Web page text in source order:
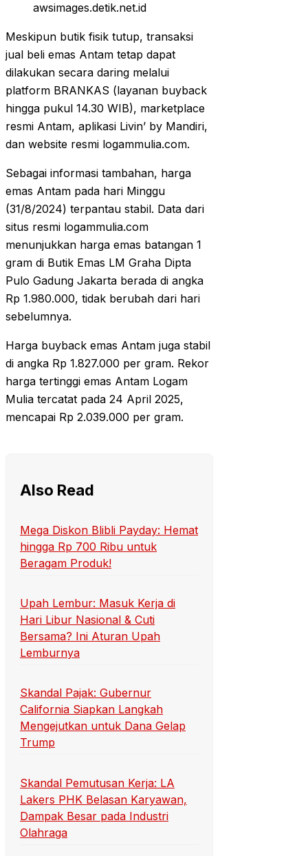
awsimages.detik.net.id
Meskipun butik fisik tutup, transaksi
jual beli emas Antam tetap dapat
dilakukan secara daring melalui
platform BRANKAS (layanan buyback
hingga pukul 14.30 WIB), marketplace
resmi Antam, aplikasi Livin’ by Mandiri,
dan website resmi logammulia.com.
Sebagai informasi tambahan, harga
emas Antam pada hari Minggu
(31/8/2024) terpantau stabil. Data dari
situs resmi logammulia.com
menunjukkan harga emas batangan 1
gram di Butik Emas LM Graha Dipta
Pulo Gadung Jakarta berada di angka
Rp 1.980.000, tidak berubah dari hari
sebelumnya.
Harga buyback emas Antam juga stabil
di angka Rp 1.827.000 per gram. Rekor
harga tertinggi emas Antam Logam
Mulia tercatat pada 24 April 2025,
mencapai Rp 2.039.000 per gram.
Also Read
Mega Diskon Blibli Payday: Hemat
hingga Rp 700 Ribu untuk
Beragam Produk!
Upah Lembur: Masuk Kerja di
Hari Libur Nasional & Cuti
Bersama? Ini Aturan Upah
Lemburnya
Skandal Pajak: Gubernur
California Siapkan Langkah
Mengejutkan untuk Dana Gelap
Trump
Skandal Pemutusan Kerja: LA
Lakers PHK Belasan Karyawan,
Dampak Besar pada Industri
Olahraga